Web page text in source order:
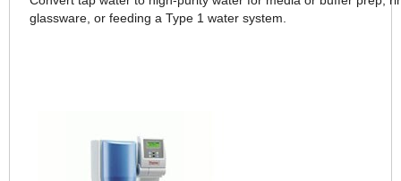
glassware, or feeding a Type 1 water system.